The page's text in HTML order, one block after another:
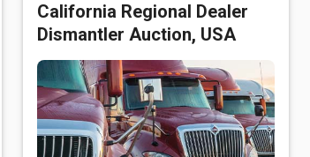
California Regional Dealer
Dismantler Auction, USA